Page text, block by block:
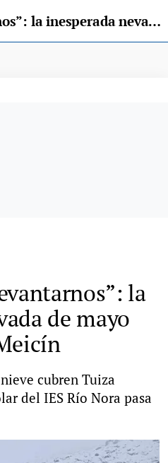
“Flipamos al levantarnos”: la inesperada nevada de mayo que cubrió el Meicín
la
de mayo
cubren Tuiza
del IES Río Nora pasa